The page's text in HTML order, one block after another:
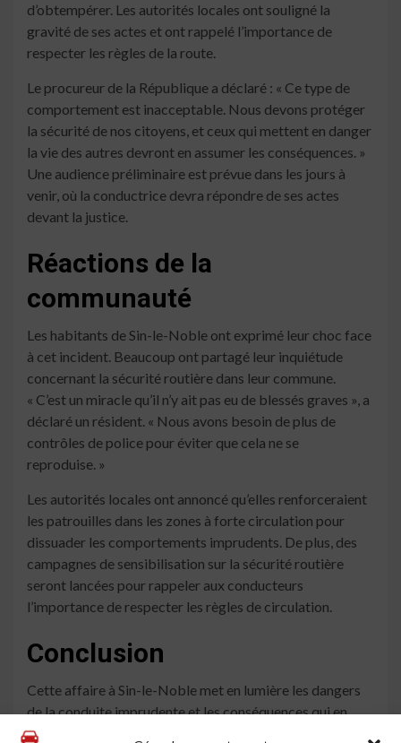
d’obtempérer. Les autorités locales ont souligné la
gravité de ses actes et ont rappelé l’importance de
respecter les règles de la route.
Le procureur de la République a déclaré : « Ce type de
comportement est inacceptable. Nous devons protéger
la sécurité de nos citoyens, et ceux qui mettent en danger
la vie des autres devront en assumer les conséquences. »
Une audience préliminaire est prévue dans les jours à
venir, où la conductrice devra répondre de ses actes
devant la justice.
Réactions de la
communauté
Les habitants de Sin-le-Noble ont exprimé leur choc face
à cet incident. Beaucoup ont partagé leur inquiétude
concernant la sécurité routière dans leur commune.
« C’est un miracle qu’il n’y ait pas eu de blessés graves », a
déclaré un résident. « Nous avons besoin de plus de
contrôles de police pour éviter que cela ne se
reproduise. »
Les autorités locales ont annoncé qu’elles renforceraient
les patrouilles dans les zones à forte circulation pour
dissuader les comportements imprudents. De plus, des
campagnes de sensibilisation sur la sécurité routière
seront lancées pour rappeler aux conducteurs
l’importance de respecter les règles de circulation.
Conclusion
Cette affaire à Sin-le-Noble met en lumière les dangers
de la conduite imprudente et les conséquences qui en
découlent. Alors que la conductrice fait face à des